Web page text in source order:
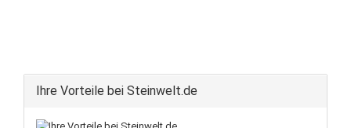
Ihre Vorteile bei Steinwelt.de